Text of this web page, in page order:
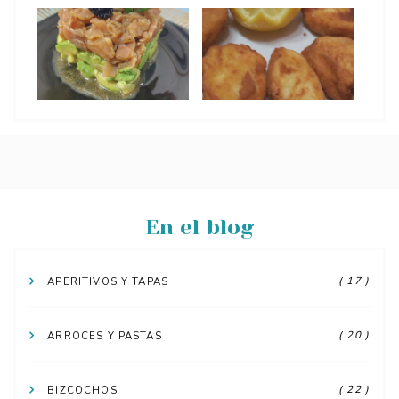
En el blog
APERITIVOS Y TAPAS ( 17 )
ARROCES Y PASTAS ( 20 )
BIZCOCHOS ( 22 )